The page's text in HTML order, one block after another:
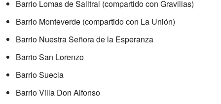
Barrio Lomas de Salitral (compartido con Gravilias)
Barrio Monteverde (compartido con La Unión)
Barrio Nuestra Señora de la Esperanza
Barrio San Lorenzo
Barrio Suecia
Barrio Villa Don Alfonso